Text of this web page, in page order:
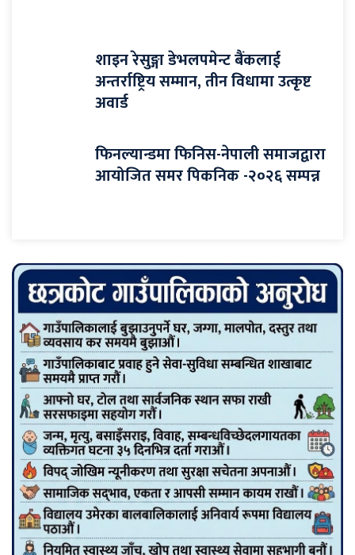
शाइन रेसुङ्गा डेभलपमेन्ट बैंकलाई
अन्तर्राष्ट्रिय सम्मान, तीन विधामा उत्कृष्ट
अवार्ड
फिनल्यान्डमा फिनिस-नेपाली समाजद्वारा
आयोजित समर पिकनिक -२०२६ सम्पन्न